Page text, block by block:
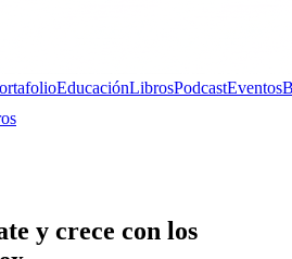
EducaciónLibrosPodcastEventos
y crece con los